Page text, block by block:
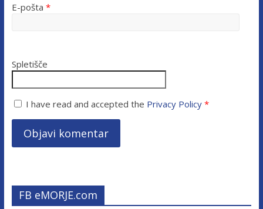
E-pošta *
Spletišče
I have read and accepted the Privacy Policy*
FB eMORJE.com